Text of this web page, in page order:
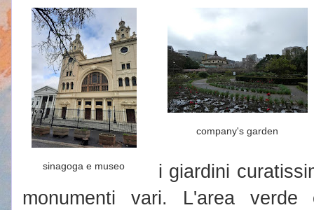
sinagoga e museo
company's garden
i giardini
monumenti vari. L'area